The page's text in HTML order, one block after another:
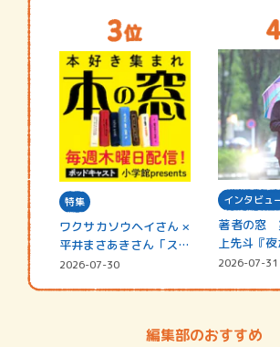
特集
ワクサカソウヘイさん ×
平井まさあきさん「スペ
シャ…
2026-07-30
インタビュ
著者の窓
上先斗『
い』
2026-07-31
編集部のおすすめ